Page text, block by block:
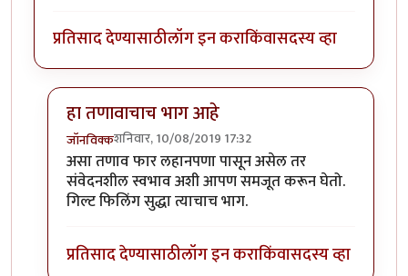
प्रतिसाद देण्यासाठीलॉग इन कराकिंवासदस्य व्हा
हा तणावाचाच भाग आहे
जॉनविक्कशनिवार, 10/08/2019 17:32
In reply toजॉन भाऊ मी तणावग्रस्त नसुनby
असा तणाव फार लहानपणा पासून असेल तर
संवेदनशील स्वभाव अशी आपण समजूत करून घेतो.
गिल्ट फिलिंग सुद्धा त्याचाच भाग.
प्रतिसाद देण्यासाठीलॉग इन कराकिंवासदस्य व्हा